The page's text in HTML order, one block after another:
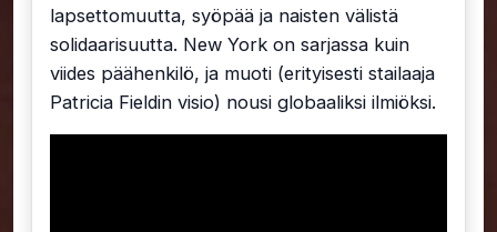
lapsettomuutta, syöpää ja naisten välistä
solidaarisuutta. New York on sarjassa kuin
viides päähenkilö, ja muoti (erityisesti stailaaja
Patricia Fieldin visio) nousi globaaliksi ilmiöksi.